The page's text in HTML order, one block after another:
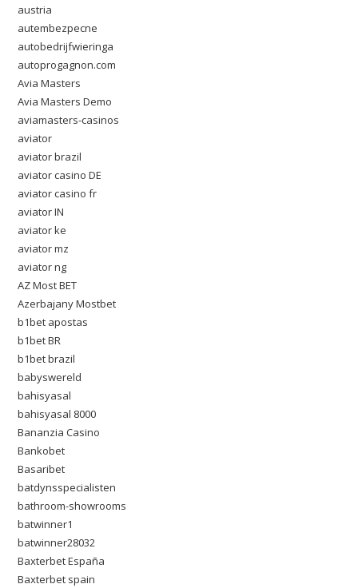
austria
autembezpecne
autobedrijfwieringa
autoprogagnon.com
Avia Masters
Avia Masters Demo
aviamasters-casinos
aviator
aviator brazil
aviator casino DE
aviator casino fr
aviator IN
aviator ke
aviator mz
aviator ng
AZ Most BET
Azerbajany Mostbet
b1bet apostas
b1bet BR
b1bet brazil
babyswereld
bahisyasal
bahisyasal 8000
Bananzia Casino
Bankobet
Basaribet
batdynsspecialisten
bathroom-showrooms
batwinner1
batwinner28032
Baxterbet España
Baxterbet spain